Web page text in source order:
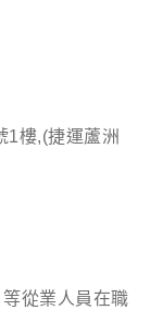
1樓,(捷運蘆洲
從業人員在職